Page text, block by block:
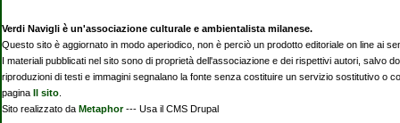
Verdi Navigli è un'associazione culturale e ambientalista milanese.
Questo sito è aggiornato in modo aperiodico, non è perciò un prodotto editoriale on line ai
I materiali pubblicati nel sito sono di proprietà dell'associazione e dei rispettivi autori, salvo
riproduzioni di testi e immagini segnalano la fonte senza costituire un servizio sostitutivo o
pagina Il sito
Sito realizzato da Metaphor--- Usa il CMS Drupal